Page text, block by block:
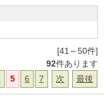
[41～50件]
92件あります
5 6 7 次 最後